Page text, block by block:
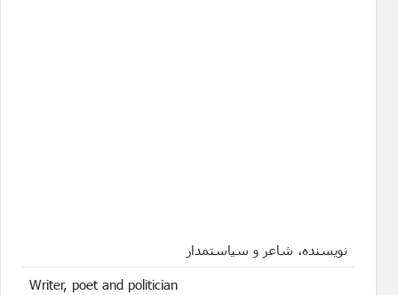
نویسنده، شاعر و سیاستمدار
Writer, poet and politician